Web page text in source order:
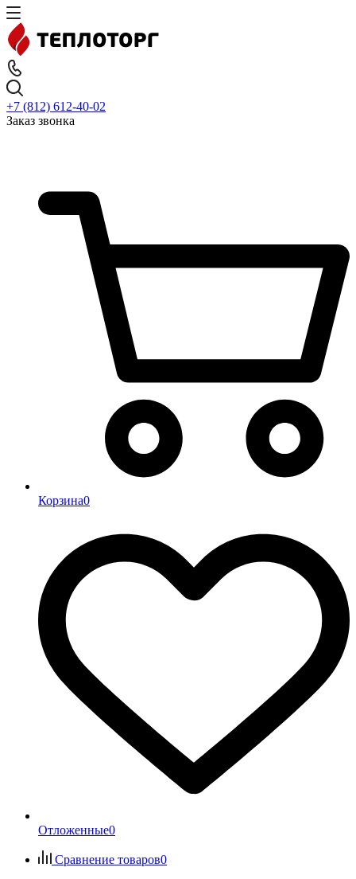
+7 (812) 612-40-02
Заказ звонка
Корзина0
Отложенные0
Сравнение товаров0